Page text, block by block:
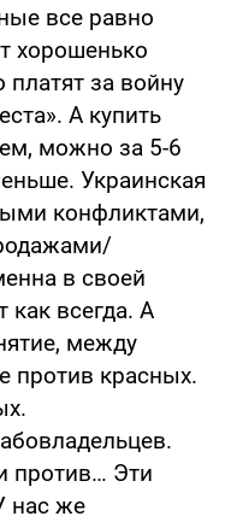
все равно
хорошенько
за войну
А купить
можно за 5-6
Украинская
конфликтами,
в своей
как всегда. А
между
против красных.
против… Эти
нас же